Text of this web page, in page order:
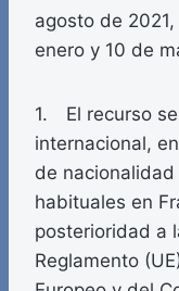
agosto de
enero y 10 de
1. El recurso
internacional,
de
habituales en
posterioridad a
Reglamento